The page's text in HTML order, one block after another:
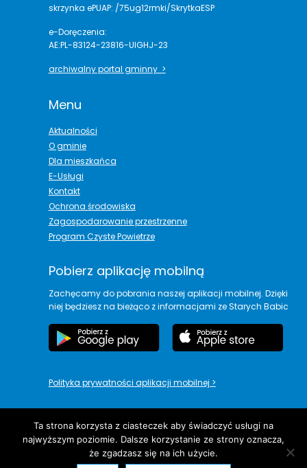
skrzynka ePUAP: /75ug12rmki/SkrytkaESP
e-Doręczenia:
AE:PL-83124-23816-UIGHJ-23
archiwalny portal gminny >
Menu
Aktualności
O gminie
Dla mieszkańca
E-Usługi
Kontakt
Ochrona środowiska
Zagospodarowanie przestrzenne
Program Czyste Powietrze
Pobierz aplikację mobilną
Zachęcamy do pobrania naszej aplikacji mobilnej. Dzięki
niej będziesz na bieżąco z informacjami ze Starych Babic
Polityka prywatności aplikacji mobilnej >
copyright© Urząd Gminy Stare Babice
Ta strona korzysta z ciasteczek aby świadczyć usługi na
najwyższym poziomie. Dalsze korzystanie ze strony oznacza,
że zgadzasz się na ich użycie.